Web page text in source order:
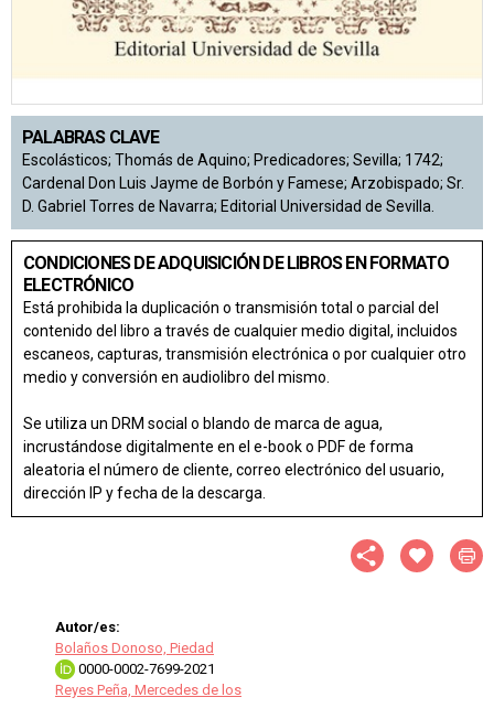
PALABRAS CLAVE
Escolásticos; Thomás de Aquino; Predicadores; Sevilla; 1742;
Cardenal Don Luis Jayme de Borbón y Famese; Arzobispado; Sr.
D. Gabriel Torres de Navarra; Editorial Universidad de Sevilla.
CONDICIONES DE ADQUISICIÓN DE LIBROS EN FORMATO
ELECTRÓNICO
Está prohibida la duplicación o transmisión total o parcial del
contenido del libro a través de cualquier medio digital, incluidos
escaneos, capturas, transmisión electrónica o por cualquier otro
medio y conversión en audiolibro del mismo.
Se utiliza un DRM social o blando de marca de agua,
incrustándose digitalmente en el e-book o PDF de forma
aleatoria el número de cliente, correo electrónico del usuario,
dirección IP y fecha de la descarga.
Autor/es:
Bolaños Donoso, Piedad
0000-0002-7699-2021
Reyes Peña, Mercedes de los